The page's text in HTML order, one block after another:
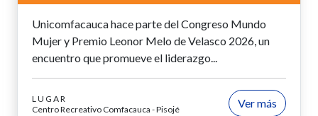
Unicomfacauca hace parte del Congreso Mundo
Mujer y Premio Leonor Melo de Velasco 2026, un
encuentro que promueve el liderazgo...
LUGAR
Centro Recreativo Comfacauca - Pisojé
Ver más